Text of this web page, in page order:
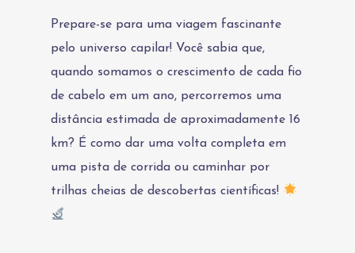
Prepare-se para uma viagem fascinante
pelo universo capilar! Você sabia que,
quando somamos o crescimento de cada fio
de cabelo em um ano, percorremos uma
distância estimada de aproximadamente 16
km? É como dar uma volta completa em
uma pista de corrida ou caminhar por
trilhas cheias de descobertas científicas!